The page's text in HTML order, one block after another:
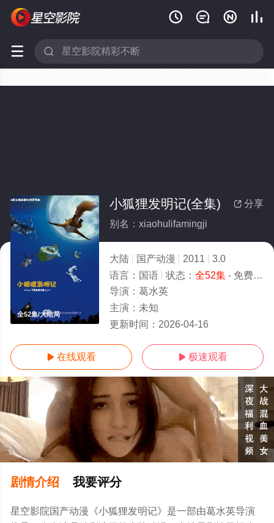
   
 
全52集/大结局
 分享
小狐狸发明记(全集)
别名：xiaohulifamingji
大陆 国产动漫 2011
3.0
语言： 国语 状态： 全52集- 免费在线观看
导演： 葛水英
主演： 未知
更新时间： 2026-04-16
 在线观看  极速观看
剧情介绍 我要评分
星空影院国产动漫《小狐狸发明记》是一部由葛水英导演